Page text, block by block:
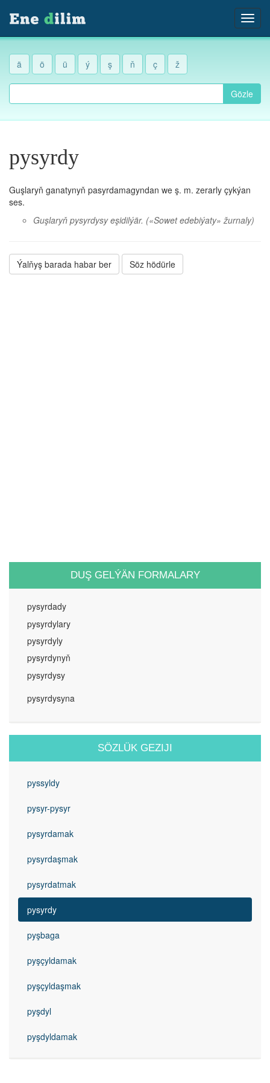
ä ö ü ý ş ň ç ž
Gözle
pysyrdy
Guşlaryň ganatynyň pasyrdamagyndan we ş. m. zerarly çykýan
ses.
Guşlaryň pysyrdysy eşidilýär. («Sowet edebiýaty» žurnaly)
Ýalňyş barada habar ber Söz hödürle
DUŞ GELÝÄN FORMALARY
pysyrdady
pysyrdylary
pysyrdyly
pysyrdynyň
pysyrdysy
pysyrdysyna
SÖZLÜK GEZIJI
pyssyldy
pysyr-pysyr
pysyrdamak
pysyrdaşmak
pysyrdatmak
pysyrdy
pyşbaga
pyşçyldamak
pyşçyldaşmak
pyşdyl
pyşdyldamak